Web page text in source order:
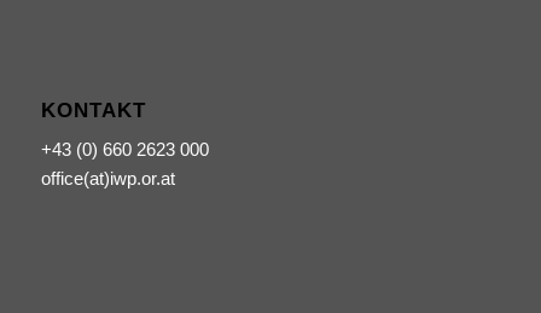
KONTAKT
+43 (0) 660 2623 000
office(at)iwp.or.at